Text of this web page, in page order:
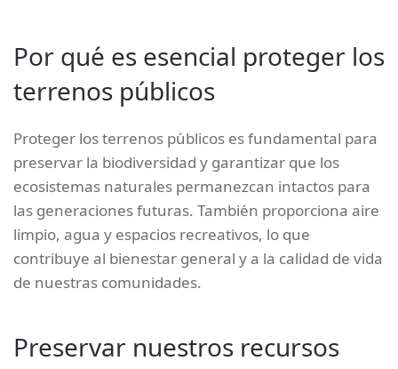
Por qué es esencial proteger los
terrenos públicos
Proteger los terrenos públicos es fundamental para
preservar la biodiversidad y garantizar que los
ecosistemas naturales permanezcan intactos para
las generaciones futuras. También proporciona aire
limpio, agua y espacios recreativos, lo que
contribuye al bienestar general y a la calidad de vida
de nuestras comunidades.
Preservar nuestros recursos